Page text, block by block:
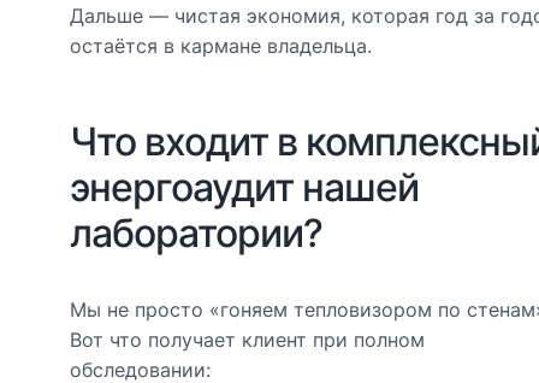
Дальше — чистая экономия, которая год за
остаётся в кармане владельца.
Что входит в
энергоаудит нашей
лаборатории?
Мы не просто «гоняем тепловизором по
Вот что получает клиент при полном
обследовании: